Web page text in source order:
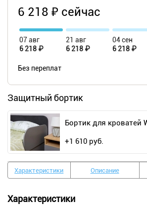
6 218 ₽ сейчас
07 авг
6 218 ₽
21 авг
6 218 ₽
04 сен
6 218 ₽
Без переплат
Защитный бортик
Бортик для кроватей
+1 610 руб.
Характеристики Описание
Характеристики